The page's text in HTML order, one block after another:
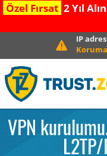
Özel Fırsat 2 Yıl
IP
VPN